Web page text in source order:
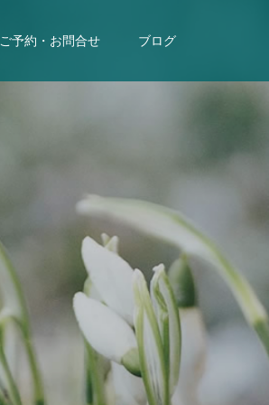
ご予約・お問合せ ブログ